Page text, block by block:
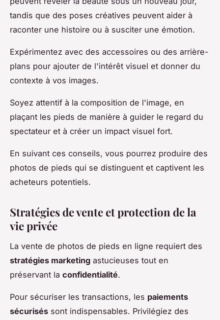
tandis que des poses créatives peuvent aider à
raconter une histoire ou à susciter une émotion.
Expérimentez avec des accessoires ou des arrière-
plans pour ajouter de l'intérêt visuel et donner du
contexte à vos images.
Soyez attentif à la composition de l'image, en
plaçant les pieds de manière à guider le regard du
spectateur et à créer un impact visuel fort.
En suivant ces conseils, vous pourrez produire des
photos de pieds qui se distinguent et captivent les
acheteurs potentiels.
Stratégies de vente et protection de la
vie privée
La vente de photos de pieds en ligne requiert des
stratégies marketing astucieuses tout en
préservant la confidentialité.
Pour sécuriser les transactions, les paiements
sécurisés sont indispensables. Privilégiez des